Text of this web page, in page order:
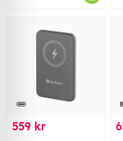
559 kr